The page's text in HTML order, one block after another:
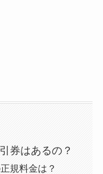
券はあるの？
規料金は？